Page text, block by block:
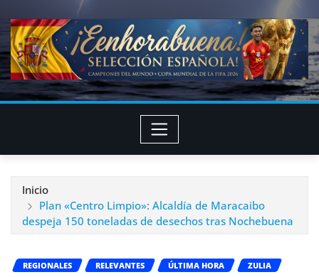
Inicio
Plan «Centro Limpio»: Alcaldía de Maracaibo
despeja 150 toneladas de desechos tras Nochebuena
REGIONALES RELEVANTES ÚLTIMA HORA ZULIA